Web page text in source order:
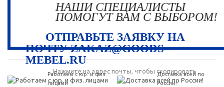
НАШИ СПЕЦИАЛИСТЫ
ПОМОГУТ ВАМ С ВЫБОРОМ!
ОТПРАВЬТЕ ЗАЯВКУ НА
ПОЧТУ ZAKAZ@GOODS-
MEBEL.RU
Нажмите на адрес почты, чтобы скопировать
Работаем с юр. и физ.
лицами
Доставка всей по
России!